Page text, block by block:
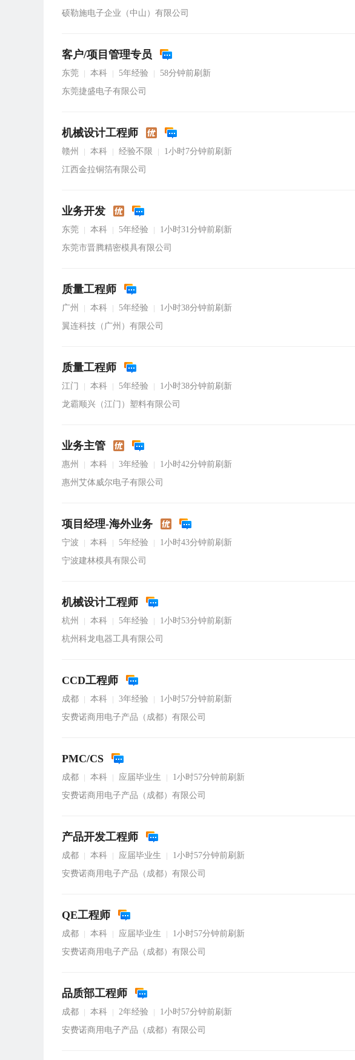
硕勒施电子企业（中山）有限公司
客户/项目管理专员
东莞 本科 5年经验
58分钟前刷新
东莞捷盛电子有限公司
机械设计工程师
赣州 本科 经验不限
1小时7分钟前刷新
江西金拉铜箔有限公司
业务开发
东莞 本科 5年经验
1小时31分钟前刷新
东莞市晋腾精密模具有限公司
质量工程师
广州 本科 5年经验
1小时38分钟前刷新
翼连科技（广州）有限公司
质量工程师
江门 本科 5年经验
1小时38分钟前刷新
龙霸顺兴（江门）塑料有限公司
业务主管
惠州 本科 3年经验
1小时42分钟前刷新
惠州艾体威尔电子有限公司
项目经理-海外业务
宁波 本科 5年经验
1小时43分钟前刷新
宁波建林模具有限公司
机械设计工程师
杭州 本科 5年经验
1小时53分钟前刷新
杭州科龙电器工具有限公司
CCD工程师
成都 本科 3年经验
1小时57分钟前刷新
安费诺商用电子产品（成都）有限公司
PMC/CS
成都 本科 应届毕业生
1小时57分钟前刷新
安费诺商用电子产品（成都）有限公司
产品开发工程师
成都 本科 应届毕业生
1小时57分钟前刷新
安费诺商用电子产品（成都）有限公司
QE工程师
成都 本科 应届毕业生
1小时57分钟前刷新
安费诺商用电子产品（成都）有限公司
品质部工程师
成都 本科 2年经验
1小时57分钟前刷新
安费诺商用电子产品（成都）有限公司